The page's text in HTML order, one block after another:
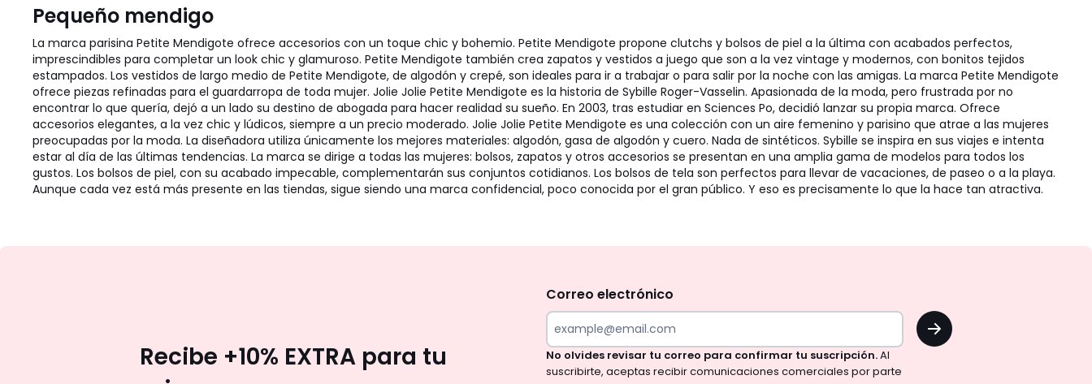
Pequeño mendigo
La marca parisina Petite Mendigote ofrece accesorios con un toque chic y bohemio. Petite Mendigote propone clutchs y bolsos de piel a la última con acabados perfectos,
imprescindibles para completar un look chic y glamuroso. Petite Mendigote también crea zapatos y vestidos a juego que son a la vez vintage y modernos, con bonitos tejidos
estampados. Los vestidos de largo medio de Petite Mendigote, de algodón y crepé, son ideales para ir a trabajar o para salir por la noche con las amigas. La marca Petite Mendigote
ofrece piezas refinadas para el guardarropa de toda mujer. Jolie Jolie Petite Mendigote es la historia de Sybille Roger-Vasselin. Apasionada de la moda, pero frustrada por no
encontrar lo que quería, dejó a un lado su destino de abogada para hacer realidad su sueño. En 2003, tras estudiar en Sciences Po, decidió lanzar su propia marca. Ofrece
accesorios elegantes, a la vez chic y lúdicos, siempre a un precio moderado. Jolie Jolie Petite Mendigote es una colección con un aire femenino y parisino que atrae a las mujeres
preocupadas por la moda. La diseñadora utiliza únicamente los mejores materiales: algodón, gasa de algodón y cuero. Nada de sintéticos. Sybille se inspira en sus viajes e intenta
estar al día de las últimas tendencias. La marca se dirige a todas las mujeres: bolsos, zapatos y otros accesorios se presentan en una amplia gama de modelos para todos los
gustos. Los bolsos de piel, con su acabado impecable, complementarán sus conjuntos cotidianos. Los bolsos de tela son perfectos para llevar de vacaciones, de paseo o a la playa.
Aunque cada vez está más presente en las tiendas, sigue siendo una marca confidencial, poco conocida por el gran público. Y eso es precisamente lo que la hace tan atractiva.
olvides
revisar
tu
correo
Recibe +10% EXTRA para tu
Correo electrónico
OK
No olvides revisar tu correo para confirmar tu suscripción.Al
suscribirte, aceptas recibir comunicaciones comerciales por parte